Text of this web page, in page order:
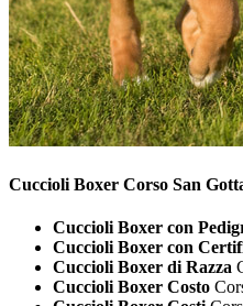
Cuccioli Boxer Corso San
Cuccioli Boxer con
Cuccioli Boxer con
Cuccioli Boxer di Razza
Cuccioli Boxer Costo